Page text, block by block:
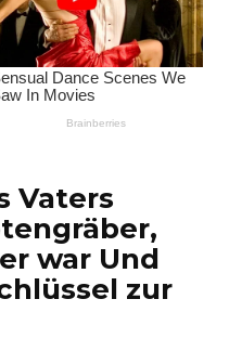
Vaters
war Und
zur